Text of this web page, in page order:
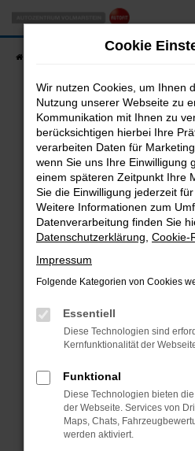
Zum
Hauptinhalt
springen
Fehler: Network
Beim Laden ist ein Fehler
Hier sind ein paar Tipps, die
Überprüfe deine
Internetverbindung.
Laden andere Webseiten,
Suchmaschine?
Prüfe deine
können das Laden
verhindern. Funktioniert
anderen Browser oder
Starte dein Gerät neu.
Das kann manchmal
Probleme zu beheben.
Cookie
Wir nutzen Cookies, um Ihnen
Nutzung unserer Webseite zu
Kommunikation mit Ihnen zu
berücksichtigen hierbei Ihre
verarbeiten Daten für
wenn Sie uns Ihre Einwilligung
einem späteren Zeitpunkt Ihre
Sie die Einwilligung jederzeit
Weitere Informationen zum
Datenverarbeitung finden Sie
Datenschutzerklärung Cookie-
Impressum
Folgende Kategorien von Cookies
Essentiell
Diese Technologien sind
Kernfunktionalität der
Funktional
Diese Technologien bieten
der Webseite. Services von
Maps, Chats,
werden aktiviert.